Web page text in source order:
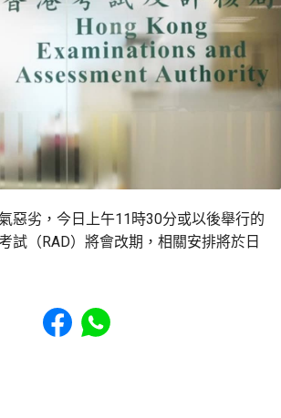
惡劣，今日上午11時30分或以後舉行的
試（RAD）將會改期，相關安排將於日
Share to Facebook
Share to WhatsApp